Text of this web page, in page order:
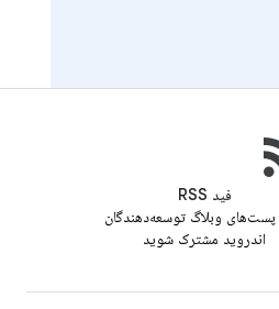
فید RSS
پست‌های وبلاگ توسعه‌دهندگان
اندروید مشترک شوید